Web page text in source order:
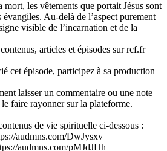
mort, les vêtements que portait Jésus sont
évangiles. Au-delà de l’aspect purement
visible de l’incarnation et de la
articles et épisodes sur rcf.fr
cet épisode, participez à sa production
laisser un commentaire ou une note
faire rayonner sur la plateforme.
de vie spirituelle ci-dessous :
audmns.com/DwJysxv
audmns.com/pMJdJHh